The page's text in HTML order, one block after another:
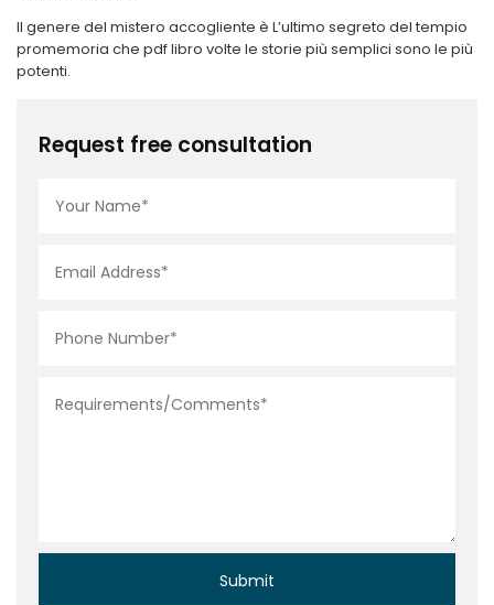
Il genere del mistero accogliente è L’ultimo segreto del tempio
promemoria che pdf libro volte le storie più semplici sono le più
potenti.
Request free consultation